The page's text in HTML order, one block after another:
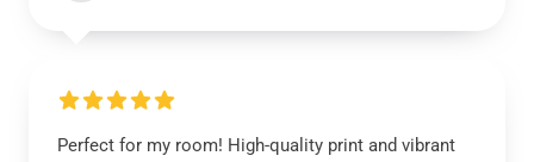
Perfect for my room! High-quality print and vibrant